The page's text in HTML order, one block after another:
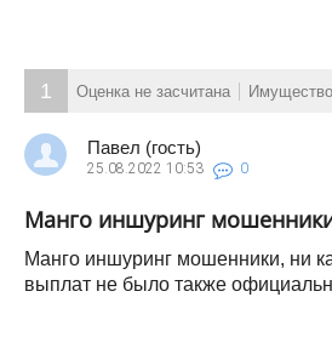
1 Оценка не засчитана Имущество
Павел (гость)
25.08.2022 10:53 0
Манго иншуринг
Манго иншуринг мошенники, ни
выплат не было также